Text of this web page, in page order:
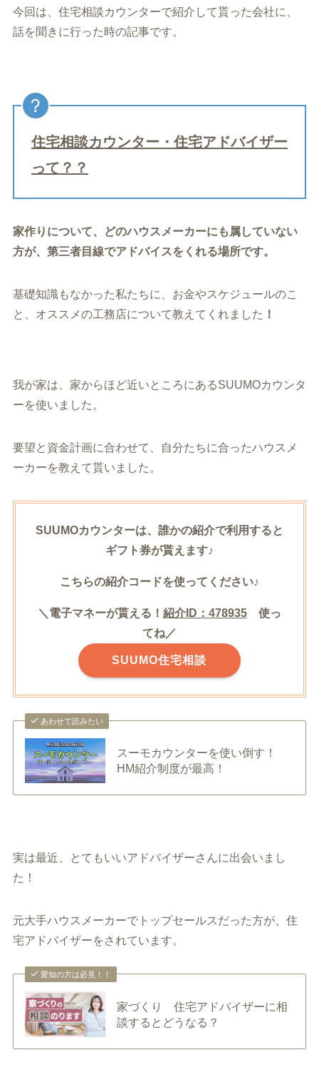
今回は、住宅相談カウンターで紹介して貰った会社に、
話を聞きに行った時の記事です。
住宅相談カウンター・住宅アドバイザー
って？？
家作りについて、どのハウスメーカーにも属していない
方が、第三者目線でアドバイスをくれる場所です。
基礎知識もなかった私たちに、 お金やスケジュールのこ
と、 オススメの工務店について教えてくれました ！
我が家は、家からほど近いところにあるSUUMOカウンタ
ーを使いました。
要望と資金計画に合わせて、自分たちに合ったハウスメ
ーカーを教えて貰いました。
SUUMOカウンターは、誰かの紹介で利用すると
ギフト券が貰えます♪
こちらの紹介コードを使ってください♪
＼電子マネーが貰える！ 紹介ID：478935 使っ
てね／
SUUMO住宅相談
あわせて読みたい
スーモカウンターを使い倒す！
HM紹介制度が最高！
実は最近、とてもいいアドバイザーさんに出会いまし
た！
元大手ハウスメーカーでトップセールスだった方が、住
宅アドバイザーをされています。
愛知の方は必見！！
家づくり 住宅アドバイザーに相
談するとどうなる？